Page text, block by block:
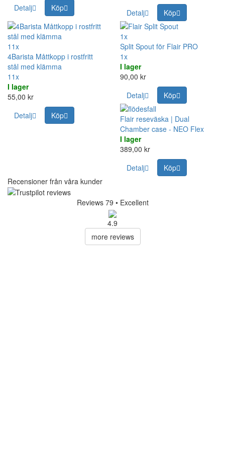
Detalj
Köp
Detalj
Köp
11x
4Barista Måttkopp i rostfritt
stål med klämma
11x
I lager
55,00 kr
Detalj
Köp
1x
Split Spout för Flair PRO
1x
I lager
90,00 kr
Detalj
Köp
Flair reseväska | Dual
Chamber case - NEO Flex
I lager
389,00 kr
Detalj
Köp
Recensioner från våra kunder
Reviews 79 • Excellent
4.9
more reviews